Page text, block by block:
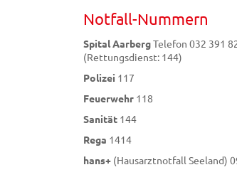
Notfall-Nummern
Spital AarbergTelefon 032 391
(Rettungsdienst: 144)
Polizei 117
Feuerwehr 118
Sanität 144
Rega 1414
hans+ (Hausarztnotfall Seeland)